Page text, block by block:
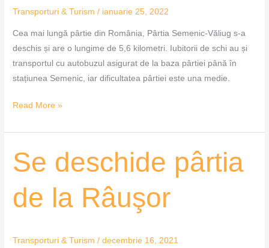
Transporturi & Turism / ianuarie 25, 2022
Cea mai lungă pârtie din România, Pârtia Semenic-Văliug s-a
deschis și are o lungime de 5,6 kilometri. Iubitorii de schi au și
transportul cu autobuzul asigurat de la baza pârtiei până în
stațiunea Semenic, iar dificultatea pârtiei este una medie.
Read More »
Se deschide pârtia
de la Râuşor
Transporturi & Turism /decembrie 16, 2021
Se
deschide
de